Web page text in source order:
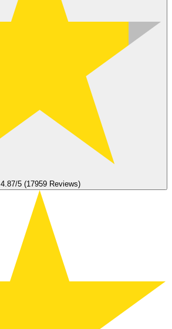
4.87/5 (17959 Reviews)